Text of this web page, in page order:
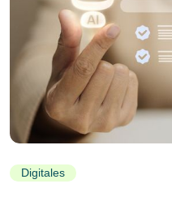
Digitales